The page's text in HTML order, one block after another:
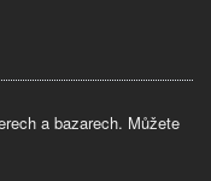
a bazarech. Můžete